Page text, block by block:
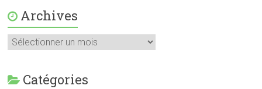
Archives
Catégories